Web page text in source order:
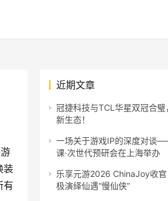
装
有
近期文章
冠捷科技与TCL华星双冠合璧
新生态！
一场关于游戏IP的深度对谈
课·次世代预研会在上海举办
乐享元游2026 ChinaJoy收
极演绎仙遇“慢仙侠”